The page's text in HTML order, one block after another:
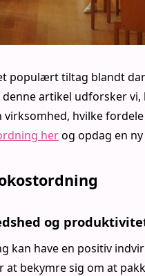
populært tiltag blandt
artikel udforsker
hvilke
herog opdag en
og
kan have en positiv
at bekymre sig om at